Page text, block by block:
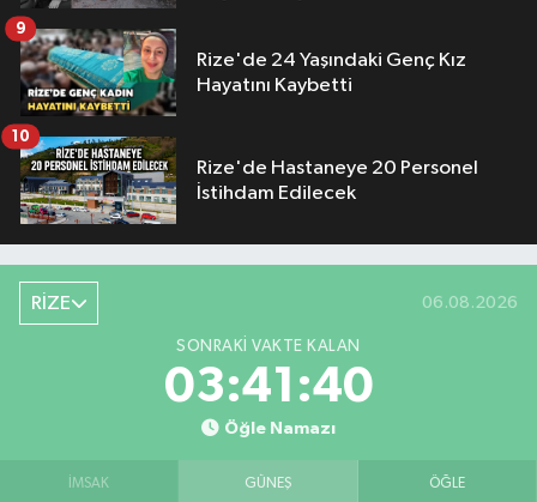
Rize'de 24 Yaşındaki Genç Kız
Hayatını Kaybetti
9
Rize'de Hastaneye 20 Personel
İstihdam Edilecek
10
RİZE 06.08.2026
SONRAKI VAKTE KALAN
03:41:39
Öğle Namazı
İMSAK GÜNEŞ ÖĞLE